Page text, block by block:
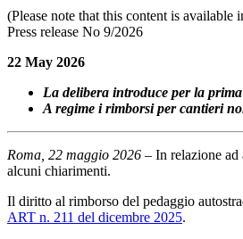
(Please note that this content is available
Press release No 9/2026
22 May 2026
La delibera introduce per la
A regime i rimborsi per cantieri
Roma, 22 maggio 2026 – In relazione ad
alcuni chiarimenti.
Il diritto al rimborso del pedaggio
ART n. 211 del dicembre 2025.